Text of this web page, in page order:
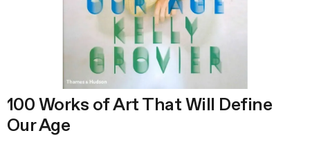
100 Works of Art That Will Define
Our Age